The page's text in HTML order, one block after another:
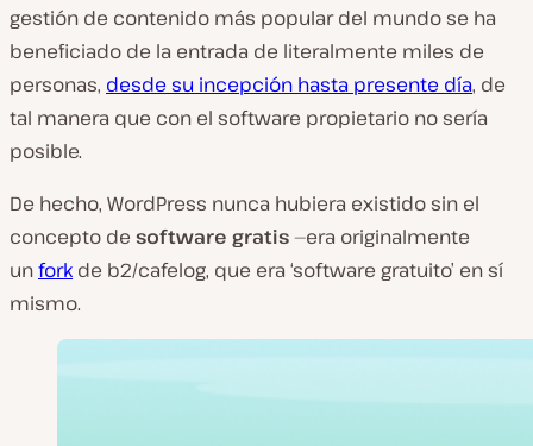
gestión de contenido más popular del mundo se ha
beneficiado de la entrada de literalmente miles de
personas, desde su incepción hasta presente día, de
tal manera que con el software propietario no sería
posible.
De hecho, WordPress nunca hubiera existido sin el
concepto de software gratis—era originalmente
unfork de b2/cafelog, que era ‘software gratuito’ en sí
mismo.